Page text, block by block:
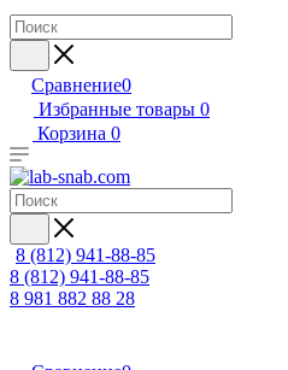
Сравнение0
Избранные товары 0
Корзина 0
8 (812) 941-88-85
8 (812) 941-88-85
8 981 882 88 28